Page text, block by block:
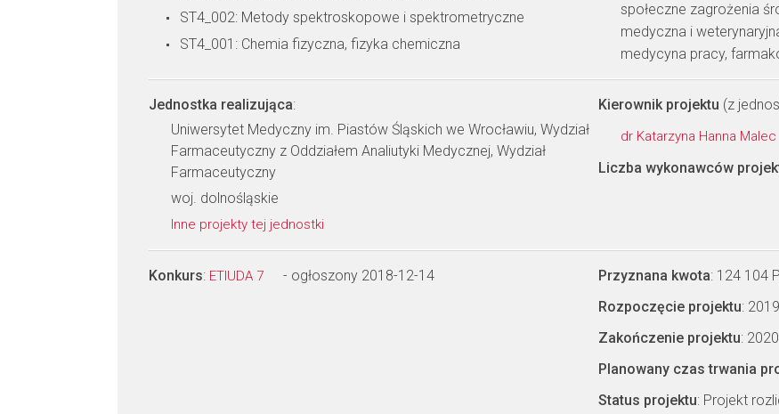
ST4_002: Metody spektroskopowe i spektrometryczne
ST4_001: Chemia fizyczna, fizyka chemiczna
społeczne zagrożenia
medyczna i
medycyna pracy,
Jednostka realizująca:
Uniwersytet Medyczny im. Piastów Śląskich we Wrocławiu, Wydział
Farmaceutyczny z Oddziałem Analiutyki Medycznej, Wydział
Farmaceutyczny
woj. dolnośląskie
Inne projekty tej jednostki
Kierownik projektu (z
dr Katarzyna Hanna Malec
Liczba wykonawców
Konkurs: ETIUDA 7 - ogłoszony 2018-12-14 Przyznana kwota: 124 104
Rozpoczęcie projektu:
Zakończenie projektu:
Planowany czas trwania
Status projektu: Projekt